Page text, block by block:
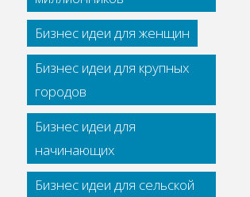
Бизнес идеи для женщин
Бизнес идеи для крупных
городов
Бизнес идеи для
начинающих
Бизнес идеи для сельской